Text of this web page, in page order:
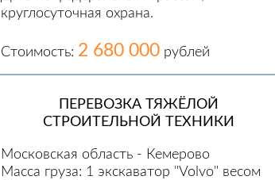
круглосуточная охрана.
Стоимость: 2 680 000 рублей
ПЕРЕВОЗКА ТЯЖЁЛОЙ
СТРОИТЕЛЬНОЙ ТЕХНИКИ
Московская область - Кемерово
Масса груза: 1 экскаватор "Volvo" весом